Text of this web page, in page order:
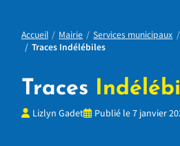
Accueil Mairie Services municipaux
Traces Indélébiles
Traces
Lizlyn Gadet Publié le 7 janvier